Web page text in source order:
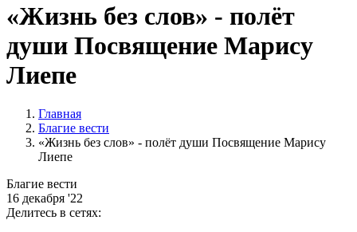
«Жизнь без слов» - полёт
души Посвящение Марису
Лиепе
Главная
Благие вести
«Жизнь без слов» - полёт души Посвящение Марису
Лиепе
Благие вести
16 декабря '22
Делитесь в сетях: